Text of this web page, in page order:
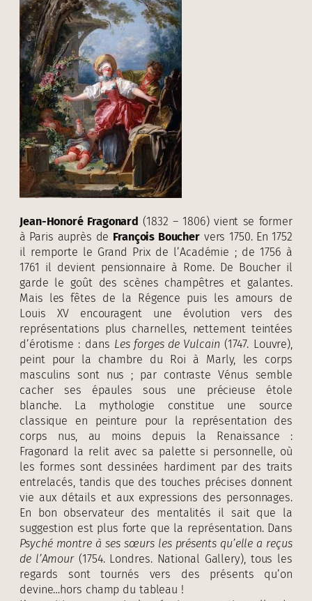
Jean-Honoré Fragonard (1832 – 1806) vient se former
à Paris auprès de François Boucher vers 1750. En 1752
il remporte le Grand Prix de l’Académie ; de 1756 à
1761 il devient pensionnaire à Rome. De Boucher il
garde le goût des scènes champêtres et galantes.
Mais les fêtes de la Régence puis les amours de
Louis XV encouragent une évolution vers des
représentations plus charnelles, nettement teintées
d’érotisme : dans Les forges de Vulcain (1747. Louvre),
peint pour la chambre du Roi à Marly, les corps
masculins sont nus ; par contraste Vénus semble
cacher ses épaules sous une précieuse étole
blanche. La mythologie constitue une source
classique en peinture pour la représentation des
corps nus, au moins depuis la Renaissance :
Fragonard la relit avec sa palette si personnelle, où
les formes sont dessinées hardiment par des traits
entrelacés, tandis que des touches précises donnent
vie aux détails et aux expressions des personnages.
En bon observateur des mentalités il sait que la
suggestion est plus forte que la représentation. Dans
Psyché montre à ses sœurs les présents qu’elle a reçus
de l’Amour(1754. Londres. National Gallery), tous les
regards sont tournés vers des présents qu’on
devine…hors champ du tableau !